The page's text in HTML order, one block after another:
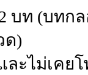
บท (บท
ด)
ะไม่เคย